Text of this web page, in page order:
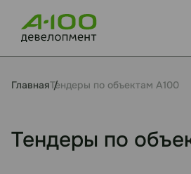
ГлавнаяТендеры по объектам А100
Тендеры по